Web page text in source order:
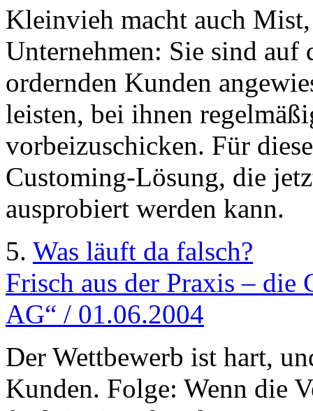
Kleinvieh macht auch
Unternehmen: Sie sind auf
ordernden Kunden
leisten, bei ihnen
vorbeizuschicken. Für
Customing-Lösung, die
ausprobiert werden kann.
5. Was läuft da falsch?
Frisch aus der Praxis – die
AG“ / 01.06.2004
Der Wettbewerb ist hart,
Kunden. Folge: Wenn die